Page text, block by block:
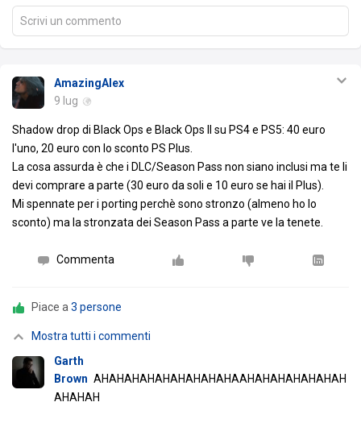
Scrivi un commento
AmazingAlex
9 lug
Shadow drop di Black Ops e Black Ops II su PS4 e PS5: 40 euro
l'uno, 20 euro con lo sconto PS Plus.
La cosa assurda è che i DLC/Season Pass non siano inclusi ma te li
devi comprare a parte (30 euro da soli e 10 euro se hai il Plus).
Mi spennate per i porting perchè sono stronzo (almeno ho lo
sconto) ma la stronzata dei Season Pass a parte ve la tenete.
Commenta
Piace a3 persone
Mostra tutti i commenti
Garth
Brown AHAHAHAHAHAHAHAHAHAAHAHAHAHAHAHAH
AHAHAH